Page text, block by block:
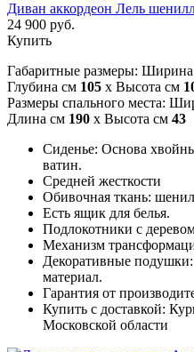
Диван аккордеон Лель
24 900 руб.
Купить
Габаритные размеры:
Глубина см 105 x Высота см
Размеры спального места:
Длина см 190 x Высота см 43
Сиденье: Основа
ватин.
Средней жесткости
Обивочная ткань:
Есть ящик для белья.
Подлокотники с
Механизм
Декоративные
материал.
Гарантия от
Купить с доставкой:
Московской области